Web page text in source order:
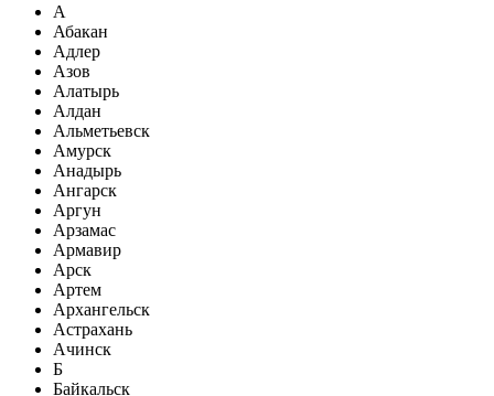
А
Абакан
Адлер
Азов
Алатырь
Алдан
Альметьевск
Амурск
Анадырь
Ангарск
Аргун
Арзамас
Армавир
Арск
Артем
Архангельск
Астрахань
Ачинск
Б
Байкальск